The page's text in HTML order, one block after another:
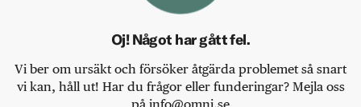
Oj! Något har gått fel.
Vi ber om ursäkt och försöker åtgärda problemet så snart
vi kan, håll ut! Har du frågor eller funderingar? Mejla oss